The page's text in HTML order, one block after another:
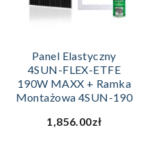
Panel Elastyczny
4SUN-FLEX-ETFE
190W MAXX + Ramka
Montażowa 4SUN-190
1,856.00zł